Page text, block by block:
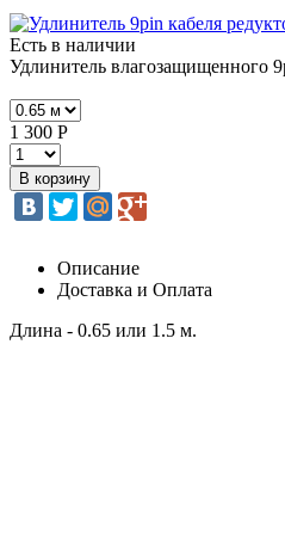
Есть в наличии
Удлинитель влагозащищенного
1 300 Р
Описание
Доставка и Оплата
Длина - 0.65 или 1.5 м.